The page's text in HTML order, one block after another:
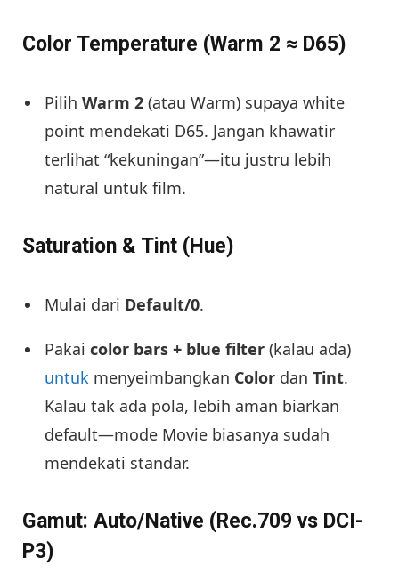
Color Temperature (Warm 2 ≈ D65)
Pilih Warm 2 (atau Warm) supaya white
point mendekati D65. Jangan khawatir
terlihat “kekuningan”—itu justru lebih
natural untuk film.
Saturation & Tint (Hue)
Mulai dari Default/0.
Pakai color bars + blue filter (kalau ada)
untuk menyeimbangkan Color dan Tint.
Kalau tak ada pola, lebih aman biarkan
default—mode Movie biasanya sudah
mendekati standar.
Gamut: Auto/Native (Rec.709 vs DCI-
P3)